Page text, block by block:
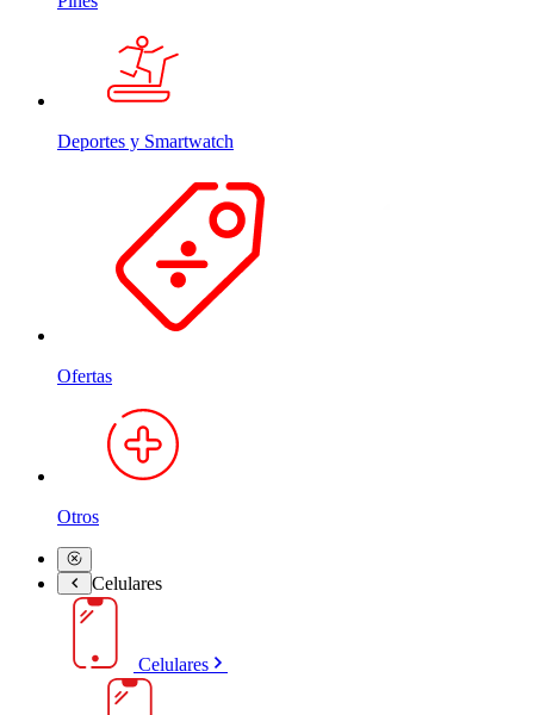
Deportes y Smartwatch
Ofertas
Otros
Celulares
Celulares